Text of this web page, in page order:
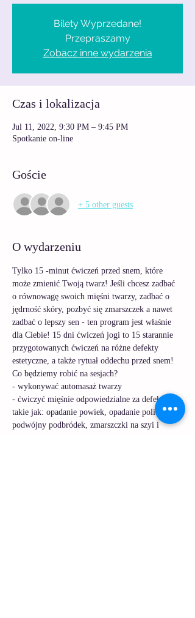
Bilety Wyprzedane!
Przepraszamy
Zobacz inne wydarzenia
Czas i lokalizacja
Jul 11, 2022, 9:30 PM – 9:45 PM
Spotkanie on-line
Goście
+ 5 other guests
O wydarzeniu
Tylko 15 -minut ćwiczeń przed snem, które
może zmienić Twoją twarz! Jeśli chcesz zadbać
o równowagę swoich mięśni twarzy, zadbać o
jędrność skóry, pozbyć się zmarszczek a nawet
zadbać o lepszy sen - ten program jest właśnie
dla Ciebie! 15 dni ćwiczeń jogi to 15 starannie
przygotowanych ćwiczeń na różne defekty
estetyczne, a także rytuał oddechu przed snem!
Co będziemy robić na sesjach?
- wykonywać automasaż twarzy
- ćwiczyć mięśnie odpowiedzialne za defekty
takie jak: opadanie powiek, opadanie policzków,
podwójny podbródek, zmarszczki na szyi i